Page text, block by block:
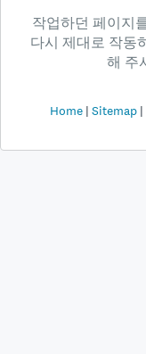
작업하던 페이지
다시 제대로 작동
해 주
Home Sitemap